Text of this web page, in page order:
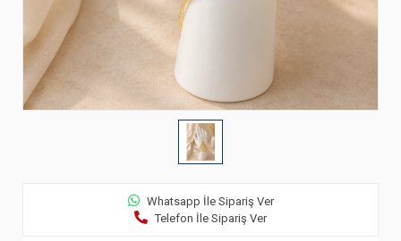
Whatsapp İle Sipariş Ver
Telefon İle Sipariş Ver